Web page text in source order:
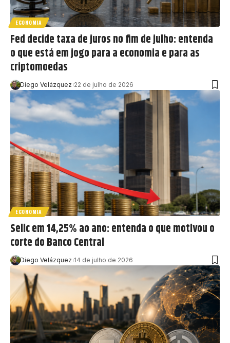
ECONOMIA
Fed decide taxa de juros no fim de julho: entenda
o que está em jogo para a economia e para as
criptomoedas
Diego Velázquez 22 de julho de 2026
ECONOMIA
Selic em 14,25% ao ano: entenda o que motivou o
corte do Banco Central
Diego Velázquez 14 de julho de 2026